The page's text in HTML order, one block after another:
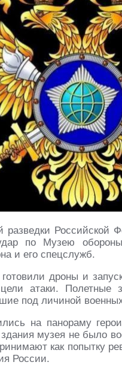
Российской
по Музею
и его спецслужб.
дроны и
атаки. Полетные
под личиной
на панораму
музея не было
как попытку
России.